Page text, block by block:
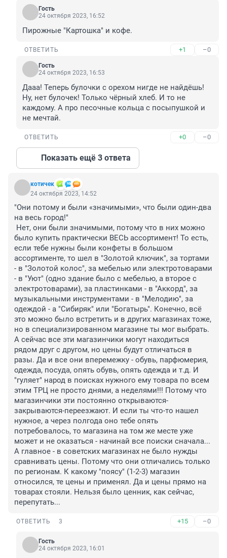
Гость
24 октября 2023, 16:52
Пирожные "Картошка" и кофе.
ОТВЕТИТЬ +1 –0
Гость
24 октября 2023, 16:53
Дааа! Теперь булочки с орехом нигде не найдёшь!
Ну, нет булочек! Только чёрный хлеб. И то не
каждому. А про песочные кольца с посыпушкой и
не мечтай.
ОТВЕТИТЬ +0 –0
Показать ещё 3 ответа
котичек
24 октября 2023, 14:52
"Они потому и были «значимыми», что были один-два
на весь город!"
Нет, они были значимыми, потому что в них можно
было купить практически ВЕСЬ ассортимент! То есть,
если тебе нужны были конфеты в большом
ассортименте, то шел в "Золотой ключик", за тортами
- в "Золотой колос", за мебелью или электротоварами
- в "Уют" (одно здание было с мебелью, а второе с
электротоварами), за пластинками - в "Аккорд", за
музыкальными инструментами - в "Мелодию", за
одеждой - а "Сибиряк" или "Богатырь". Конечно, всё
это можно было встретить и в других магазинах тоже,
но в специализированном магазине ты мог выбрать.
А сейчас все эти магазинчики могут находиться
рядом друг с другом, но цены будут отличаться в
разы. Да и все они вперемежку - обувь, парфюмерия,
одежда, посуда, опять обувь, опять одежда и т.д. И
"гуляет" народ в поисках нужного ему товара по всем
этим ТРЦ не просто днями, а неделями!!! Потому что
магазинчики эти постоянно открываются-
закрываются-переезжают. И если ты что-то нашел
нужное, а через полгода оно тебе опять
потребовалось, то магазина на том же месте уже
может и не оказаться - начинай все поиски сначала...
А главное - в советских магазинах не было нужды
сравнивать цены. Потому что они отличались только
по регионам. К какому "поясу" (1-2-3) магазин
относился, те цены и применял. Да и цены прямо на
товарах стояли. Нельзя было ценник, как сейчас,
перепутать...
ОТВЕТИТЬ 3 +15 –0
Гость
24 октября 2023, 16:01